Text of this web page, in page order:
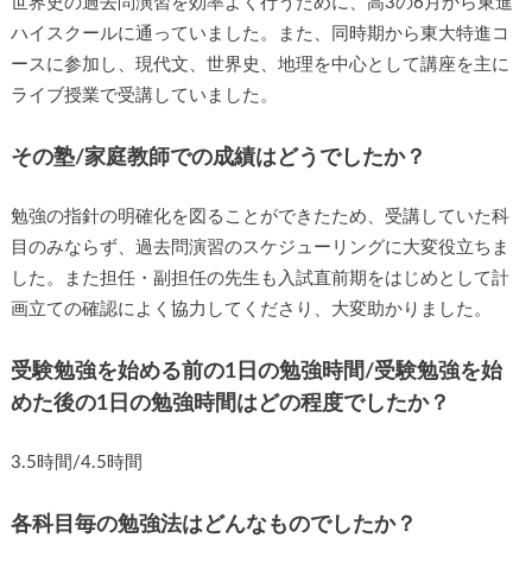
ハイスクールに通っていました。また、同時期から東大特進コ
ースに参加し、現代文、世界史、地理を中心として講座を主に
ライブ授業で受講していました。
その塾/家庭教師での成績はどうでしたか？
勉強の指針の明確化を図ることができたため、受講していた科
目のみならず、過去問演習のスケジューリングに大変役立ちま
した。また担任・副担任の先生も入試直前期をはじめとして計
画立ての確認によく協力してくださり、大変助かりました。
受験勉強を始める前の1日の勉強時間/受験勉強を始
めた後の1日の勉強時間はどの程度でしたか？
3.5時間/4.5時間
各科目毎の勉強法はどんなものでしたか？